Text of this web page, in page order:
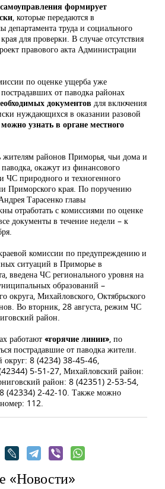
формирует
, которые передаются в
департамента труда и социального
для проверки. В случае отсутствия
правового акта Администрации
по оценке ущерба уже
от паводка районах
документов для включения
нуждающихся в оказании разовой
можно узнать в органе местного
районов Приморья, чьи дома и
окажут из финансового
ЧС природного и техногенного
Приморского края. По поручению
Тарасенко главы
отработать с комиссиями по оценке
документы в течение недели – к
комиссии по предупреждению и
ситуаций в Приморье в
введена ЧС регионального уровня на
образований –
округа, Михайловского, Октябрьского
Во вторник, 28 августа, режим ЧС
район.
работают «горячие линии», по
пострадавшие от паводка жители.
округ: 8 (4234) 38-45-46,
5-51-27, Михайловский район:
район: 8 (42351) 2-53-54,
(42334) 2-42-10. Также можно
112.
«Новости»